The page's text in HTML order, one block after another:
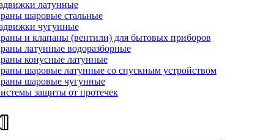
латунные
шаровые стальные
чугунные
и клапаны (вентили) для бытовых приборов
латунные водоразборные
конусные латунные
шаровые латунные со спускным устройством
шаровые чугунные
защиты от протечек